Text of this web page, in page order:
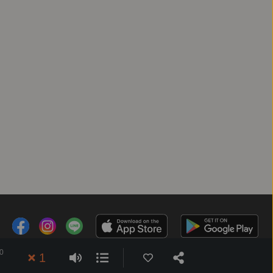
客服時間：週一 ～ 週五10:00 - 18:00（國定假日除外）
Copyright © 2025 精鏡傳媒股份有限公司 All Rights Reserved
1